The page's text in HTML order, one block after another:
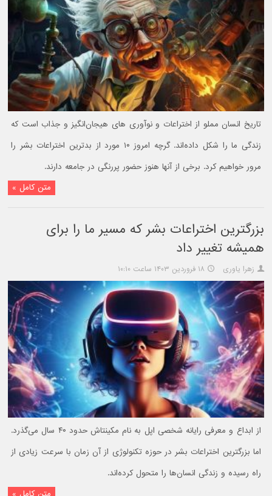
تاریخ انسان مملو از اختراعات و نوآوری های هیجان‌انگیز و جذاب است که
زندگی ما را شکل داده‌اند. گرچه امروز ۱۰ مورد از بدترین اختراعات بشر را
مرور خواهیم کرد. برخی از آنها هنوز حضور پررنگی در جامعه دارند.
متن کامل »
بزرگترین اختراعات بشر که مسیر ما را برای
همیشه تغییر داد
زهرا یاوری ۱۸ فروردین ۱۴۰۳ ساعت ۱۰:۱۰
از ابداع و معرفی رایانه شخصی اپل به نام مکینتاش حدود ۴۰ سال می‌گذرد.
اما بزرگترین اختراعات بشر در حوزه تکنولوژی از آن زمان با سرعت زیادی از
راه رسیده و زندگی انسان‌ها را متحول کرده‌اند.